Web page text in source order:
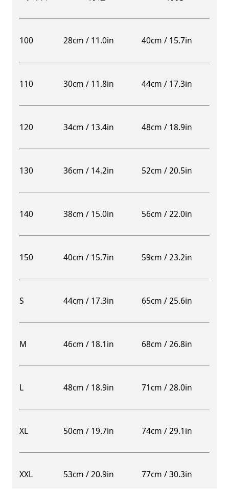
100 28cm / 11.0in 40cm / 15.7in
110 30cm / 11.8in 44cm / 17.3in
120 34cm / 13.4in 48cm / 18.9in
130 36cm / 14.2in 52cm / 20.5in
140 38cm / 15.0in 56cm / 22.0in
150 40cm / 15.7in 59cm / 23.2in
S 44cm / 17.3in 65cm / 25.6in
M 46cm / 18.1in 68cm / 26.8in
L 48cm / 18.9in 71cm / 28.0in
XL 50cm / 19.7in 74cm / 29.1in
XXL 53cm / 20.9in 77cm / 30.3in